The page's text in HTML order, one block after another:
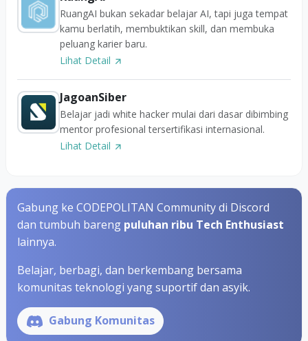
RuangAI bukan sekadar belajar AI, tapi juga tempat
kamu berlatih, membuktikan skill, dan membuka
peluang karier baru.
Lihat Detail
JagoanSiber
Belajar jadi white hacker mulai dari dasar dibimbing
mentor profesional tersertifikasi internasional.
Lihat Detail
Gabung ke CODEPOLITAN Community di Discord
dan tumbuh bareng puluhan ribu Tech Enthusiast
lainnya.
Belajar, berbagi, dan berkembang bersama
komunitas teknologi yang suportif dan asyik.
Gabung Komunitas